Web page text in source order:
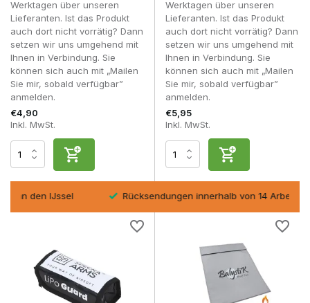
• LiPo-Sicherheitsbeutel in verschiedenen Größen
• Schutzbeutel von Balystik, Nimrod und Pirate Arms
• Geeignet für Laden, Lagerung und Transport
• Lösungen für den sicheren Umgang mit LiPo-Akkus
LiPo-Sicherheitsbeutel sind unverzichtbar für Spieler, die
Sicherheit ernst nehmen und Risiken auf ein Minimum
beschränken wollen.
Häufig gestellte Fragen
Ist ein LiPo-Sicherheitsbeutel vorgeschrieben?
Nicht immer, aber dringend empfohlen und manchmal auf
Airsoft-Feldern vorgeschrieben.
Kann ich meinen Akku immer im Sicherheitsbeutel
Ja, dies ist gerade für Lagerung und Transport
Schützt ein LiPo-Beutel vollständig vor Bränden?
Er verringert das Risiko und den Schaden erheblich, bleibt
aber eine Sicherheitsmaßnahme, keine Garantie.
Werktagen über unseren
Lieferanten. Ist das Produkt
auch dort nicht vorrätig? Dann
setzen wir uns umgehend mit
Ihnen in Verbindung. Sie
können sich auch mit „Mailen
Sie mir, sobald verfügbar”
anmelden.
€4,90
Inkl. MwSt.
Werktagen über unseren
Lieferanten. Ist das Produkt
auch dort nicht vorrätig? Dann
setzen wir uns umgehend mit
Ihnen in Verbindung. Sie
können sich auch mit „Mailen
Sie mir, sobald verfügbar”
anmelden.
€5,95
Inkl. MwSt.
Rücksendungen innerhalb von 14 Arbeitstagen